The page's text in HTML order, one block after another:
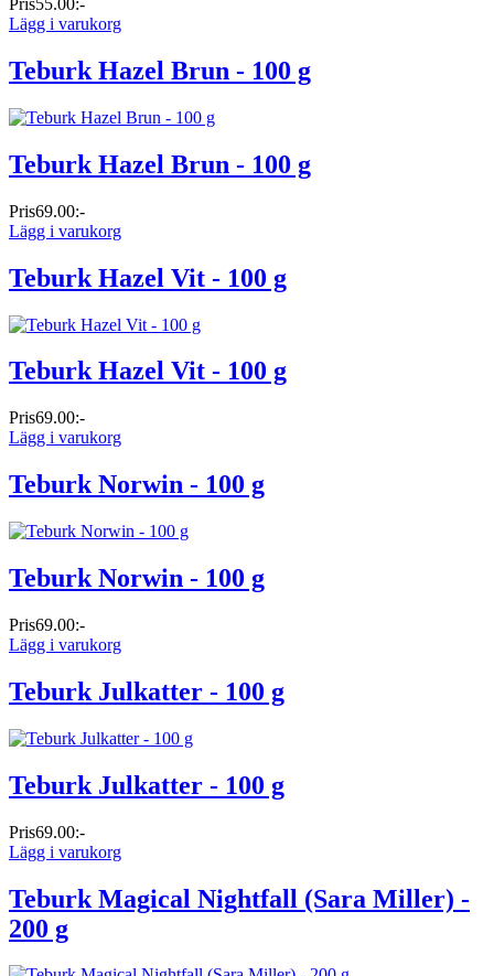
Pris55.00:-
Lägg i varukorg
Teburk Hazel Brun - 100 g
Teburk Hazel Brun - 100 g
Pris69.00:-
Lägg i varukorg
Teburk Hazel Vit - 100 g
Teburk Hazel Vit - 100 g
Pris69.00:-
Lägg i varukorg
Teburk Norwin - 100 g
Teburk Norwin - 100 g
Pris69.00:-
Lägg i varukorg
Teburk Julkatter - 100 g
Teburk Julkatter - 100 g
Pris69.00:-
Lägg i varukorg
Teburk Magical Nightfall (Sara Miller) -
200 g